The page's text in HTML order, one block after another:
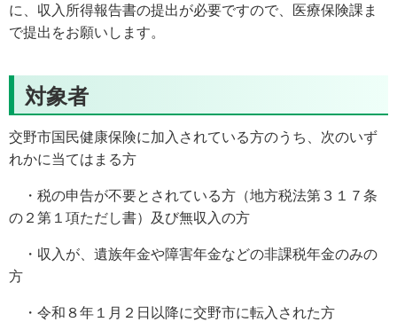
に、収入所得報告書の提出が必要ですので、医療保険課ま
で提出をお願いします。
対象者
交野市国民健康保険に加入されている方のうち、次のいず
れかに当てはまる方
・税の申告が不要とされている方（地方税法第３１７条
の２第１項ただし書）及び無収入の方
・収入が、遺族年金や障害年金などの非課税年金のみの
方
・令和８年１月２日以降に交野市に転入された方